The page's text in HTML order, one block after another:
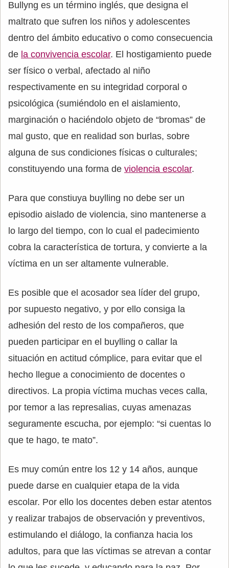
Bullyng es un término inglés, que designa el
maltrato que sufren los niños y adolescentes
dentro del ámbito educativo o como consecuencia
de la convivencia escolar. El hostigamiento puede
ser físico o verbal, afectado al niño
respectivamente en su integridad corporal o
psicológica (sumiéndolo en el aislamiento,
marginación o haciéndolo objeto de “bromas” de
mal gusto, que en realidad son burlas, sobre
alguna de sus condiciones físicas o culturales;
constituyendo una forma de violencia escolar.
Para que constiuya buylling no debe ser un
episodio aislado de violencia, sino mantenerse a
lo largo del tiempo, con lo cual el padecimiento
cobra la característica de tortura, y convierte a la
víctima en un ser altamente vulnerable.
Es posible que el acosador sea líder del grupo,
por supuesto negativo, y por ello consiga la
adhesión del resto de los compañeros, que
pueden participar en el buylling o callar la
situación en actitud cómplice, para evitar que el
hecho llegue a conocimiento de docentes o
directivos. La propia víctima muchas veces calla,
por temor a las represalias, cuyas amenazas
seguramente escucha, por ejemplo: “si cuentas lo
que te hago, te mato”.
Es muy común entre los 12 y 14 años, aunque
puede darse en cualquier etapa de la vida
escolar. Por ello los docentes deben estar atentos
y realizar trabajos de observación y preventivos,
estimulando el diálogo, la confianza hacia los
adultos, para que las víctimas se atrevan a contar